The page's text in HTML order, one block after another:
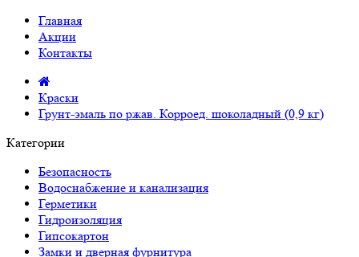
Главная
Акции
Контакты
Краски
Грунт-эмаль по ржав. Корроед. шоколадный (0,9 кг)
Категории
Безопасность
Водоснабжение и канализация
Герметики
Гидроизоляция
Гипсокартон
Замки и дверная фурнитура